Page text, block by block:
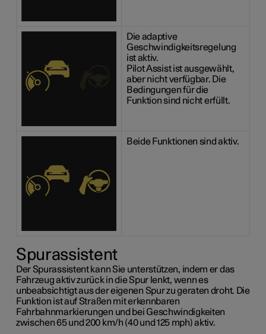
Die adaptive
Geschwindigkeitsregelung
ist aktiv.
Pilot Assist ist ausgewählt,
aber nicht verfügbar. Die
Bedingungen für die
Funktion sind nicht erfüllt.
Beide Funktionen sind aktiv.
Spurassistent
Der Spurassistent kann Sie unterstützen, indem er das
Fahrzeug aktiv zurück in die Spur lenkt, wenn es
unbeabsichtigt aus der eigenen Spur zu geraten droht. Die
Funktion ist auf Straßen mit erkennbaren
Fahrbahnmarkierungen und bei Geschwindigkeiten
zwischen 65 und 200 km/h (40 und 125 mph) aktiv.